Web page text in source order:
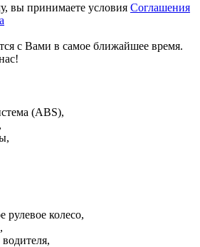
вы принимаете условия Соглашения
с Вами в самое ближайшее время.
(ABS),
,
,
рулевое колесо,
,
,